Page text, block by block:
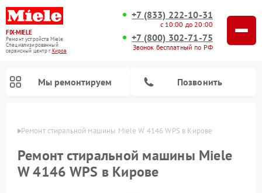
FIX-MIELE
Ремонт устройств Miele
Специализированный
cервисный центр г.Киров
+7 (833) 222-10-31
с 10:00 до 20:00
+7 (800) 302-71-75
Звонок бесплатный по РФ
Мы ремонтируем Позвонить
Ремонт стиральной машины Miele W 4146 WPS в Кирове
Ремонт стиральной машины Miele
W 4146 WPS в Кирове